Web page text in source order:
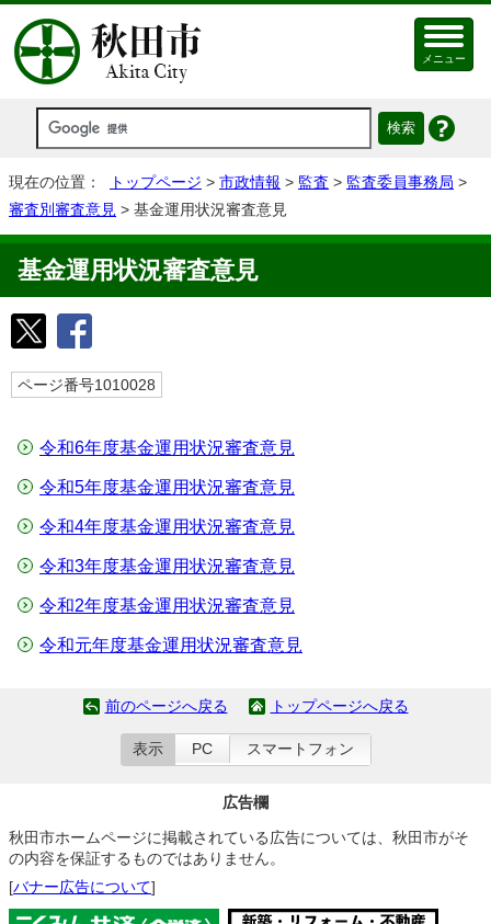
メニュー
現在の位置： トップページ > 市政情報 > 監査 > 監査委員事務局 >
審査別審査意見 > 基金運用状況審査意見
基金運用状況審査意見
ページ番号1010028
令和6年度基金運用状況審査意見
令和5年度基金運用状況審査意見
令和4年度基金運用状況審査意見
令和3年度基金運用状況審査意見
令和2年度基金運用状況審査意見
令和元年度基金運用状況審査意見
前のページへ戻る トップページへ戻る
表示 PC スマートフォン
広告欄
秋田市ホームページに掲載されている広告については、秋田市がそ
の内容を保証するものではありません。
[バナー広告について]